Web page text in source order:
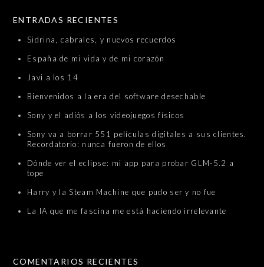
ENTRADAS RECIENTES
Sidrina, cabrales, y nuevos recuerdos
España de mi vida y de mi corazón
Javi a los 14
Bienvenidos a la era del software desechable
Sony y el adiós a los videojuegos físicos
Sony va a borrar 551 películas digitales a sus clientes.
Recordatorio: nunca fueron de ellos
Dónde ver el eclipse: mi app para probar GLM-5.2 a
tope
Harry y la Steam Machine que pudo ser y no fue
La IA que me fascina me está haciendo irrelevante
COMENTARIOS RECIENTES